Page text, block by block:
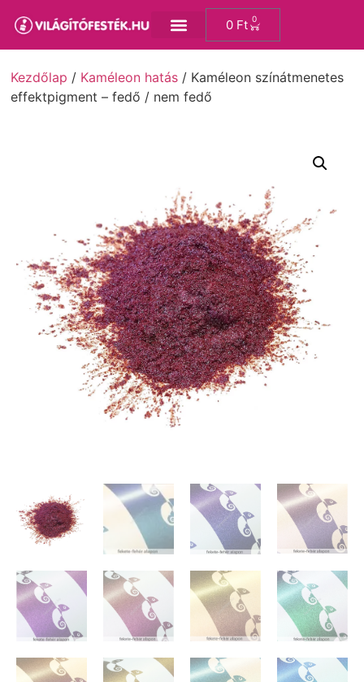
0 Ft 0
Kezdőlap / Kaméleon hatás / Kaméleon színátmenetes
effektpigment – fedő / nem fedő